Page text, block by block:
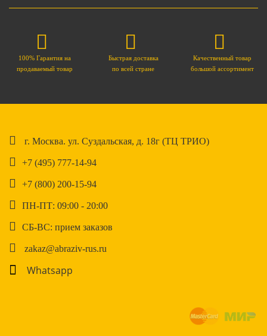
100% Гарантия на
продаваемый товар
Быстрая доставка
по всей стране
Качественный товар
большой ассортимент
г. Москва. ул. Суздальская, д. 18г (ТЦ ТРИО)
+7 (495) 777-14-94
+7 (800) 200-15-94
ПН-ПТ: 09:00 - 20:00
СБ-ВС: прием заказов
zakaz@abraziv-rus.ru
Whatsapp